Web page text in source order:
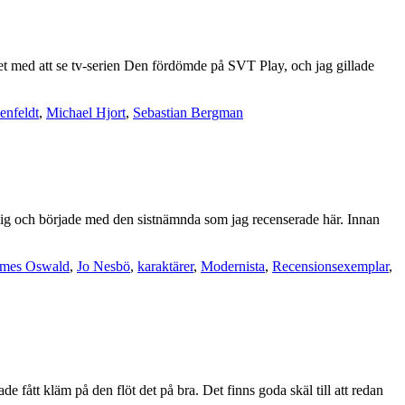
med att se tv-serien Den fördömde på SVT Play, och jag gillade
, Michael Hjort, Sebastian Bergman
började med den sistnämnda som jag recenserade här. Innan
Oswald, Jo Nesbö, karaktärer, Modernista, Recensionsexemplar,
fått kläm på den flöt det på bra. Det finns goda skäl till att redan